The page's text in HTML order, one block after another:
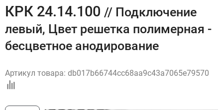
КРК 24.14.100 // Подключение
левый, Цвет решетка полимерная -
бесцветное анодирование
Артикул товара: db017b66744cc68aa9c43a7065e79570